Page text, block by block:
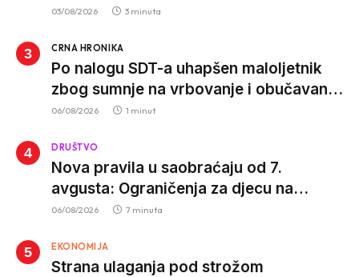
istrage ukazuju na proizvodnju van EU
03/08/2026 3 minuta
CRNA HRONIKA
Po nalogu SDT-a uhapšen maloljetnik
zbog sumnje na vrbovanje i obučavanje
za izvršenje terorističkih djela
06/08/2026 1 minut
DRUŠTVO
Nova pravila u saobraćaju od 7.
avgusta: Ograničenja za djecu na
trotinetima i mlade vozače, veće kazne
06/08/2026 7 minuta
EKONOMIJA
Strana ulaganja pod strožom